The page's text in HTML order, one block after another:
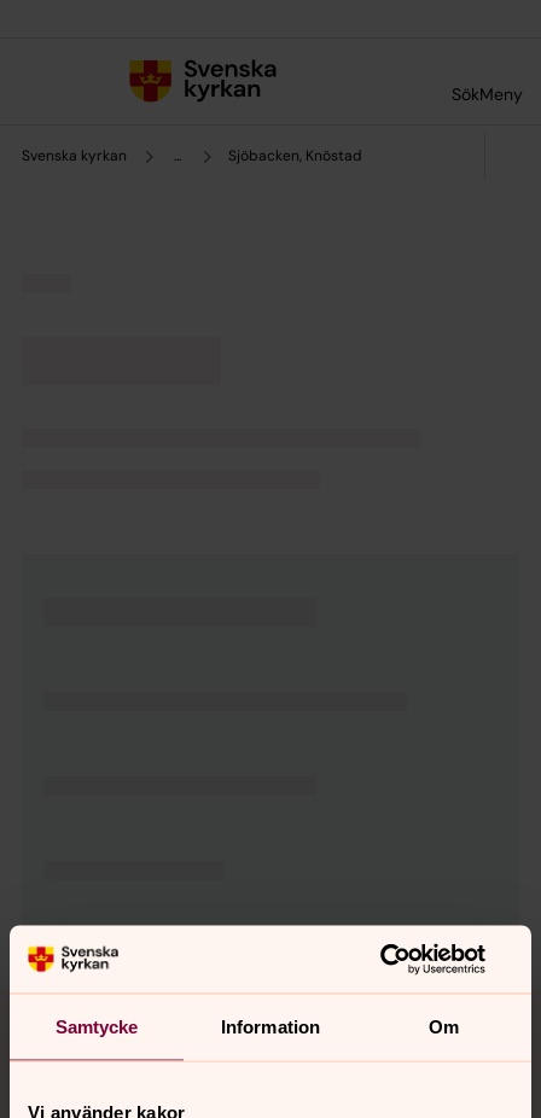
Samtycke Information Om
Vi använder kakor
SökMeny
Svenska kyrkan ... Sjöbacken, Knöstad
Tillbaka till toppen
Tillbaka till innehållet